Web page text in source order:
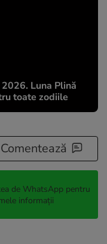
Luna Plină
toate zodiile
Comentează
de WhatsApp pentru
informații